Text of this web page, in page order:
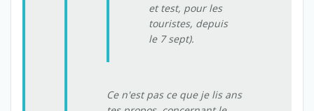
et test, pour les
touristes, depuis
le 7 sept).
Ce n'est pas ce que je lis ans